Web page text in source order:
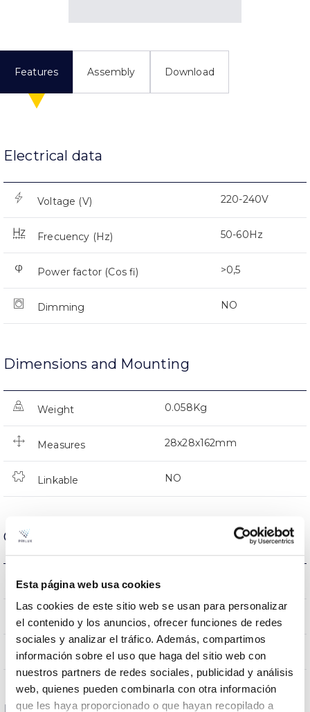
Esta página web usa cookies
Las cookies de este sitio web se usan para personalizar
el contenido y los anuncios, ofrecer funciones de redes
sociales y analizar el tráfico. Además, compartimos
información sobre el uso que haga del sitio web con
nuestros partners de redes sociales, publicidad y análisis
web, quienes pueden combinarla con otra información
que les haya proporcionado o que hayan recopilado a
Features Assembly Download
Electrical data
Voltage (V) 220-240V
Frecuency (Hz) 50-60Hz
Power factor (Cos fi) >0,5
Dimming NO
Dimensions and Mounting
Weight 0.058Kg
Measures 28x28x162mm
Linkable NO
Optical data
Colour temperature
CRI Colour rendering index
Opening angle 120